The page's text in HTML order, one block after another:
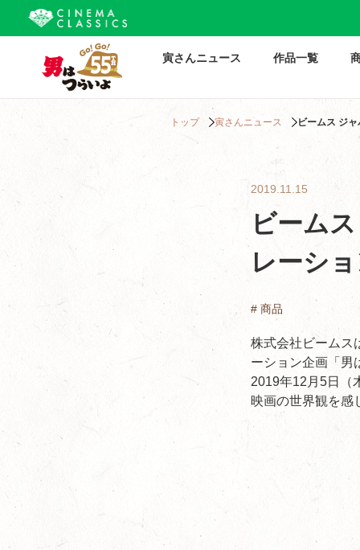
寅さんニュース 作品一覧
トップ 寅さんニュース ビームス ジ
2019.11.15
ビーム
レーシ
# 商品
株式会社ビームス
ーション企画「男
2019年12月5日（
映画の世界観を感